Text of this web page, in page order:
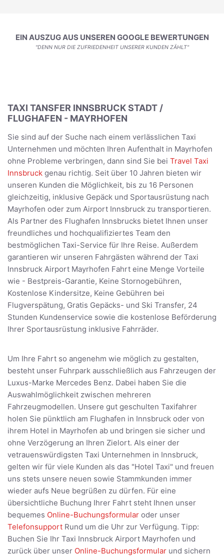
EIN AUSZUG AUS UNSEREN GOOGLE BEWERTUNGEN
"DENN NUR DIE ZUFRIEDENHEIT UNSERER KUNDEN ZÄHLT"
TAXI TANSFER INNSBRUCK STADT /
FLUGHAFEN - MAYRHOFEN
Sie sind auf der Suche nach einem verlässlichen Taxi
Unternehmen und möchten Ihren Aufenthalt in Mayrhofen
ohne Probleme verbringen, dann sind Sie bei Travel Taxi
Innsbruck genau richtig. Seit über 10 Jahren bieten wir
unseren Kunden die Möglichkeit, bis zu 16 Personen
gleichzeitig, inklusive Gepäck und Sportausrüstung nach
Mayrhofen oder zum Airport Innsbruck zu transportieren.
Als Partner des Flughafen Innsbrucks bietet Ihnen unser
freundliches und hochqualifiziertes Team den
bestmöglichen Taxi-Service für Ihre Reise. Außerdem
garantieren wir unseren Fahrgästen während der Taxi
Innsbruck Airport Mayrhofen Fahrt eine Menge Vorteile
wie - Bestpreis-Garantie, Keine Stornogebühren,
Kostenlose Kindersitze, Keine Gebühren bei
Flugverspätung, Gratis Gepäcks- und Ski Transfer, 24
Stunden Kundenservice sowie die kostenlose Beförderung
Ihrer Sportausrüstung inklusive Fahrräder.
Um Ihre Fahrt so angenehm wie möglich zu gestalten,
besteht unser Fuhrpark ausschließlich aus Fahrzeugen der
Luxus-Marke Mercedes Benz. Dabei haben Sie die
Auswahlmöglichkeit zwischen mehreren
Fahrzeugmodellen. Unsere gut geschulten Taxifahrer
holen Sie pünktlich am Flughafen in Innsbruck oder von
ihrem Hotel in Mayrhofen ab und bringen sie sicher und
ohne Verzögerung an Ihren Zielort. Als einer der
vetrauenswürdigsten Taxi Unternehmen in Innsbruck,
gelten wir für viele Kunden als das "Hotel Taxi" und freuen
uns stets unsere neuen sowie Stammkunden immer
wieder aufs Neue begrüßen zu dürfen. Für eine
übersichtliche Buchung Ihrer Fahrt steht Ihnen unser
bequemes Online-Buchungsformular oder unser
Telefonsupport Rund um die Uhr zur Verfügung. Tipp:
Buchen Sie Ihr Taxi Innsbruck Airport Mayrhofen und
zurück über unser Online-Buchungsformular und sichern